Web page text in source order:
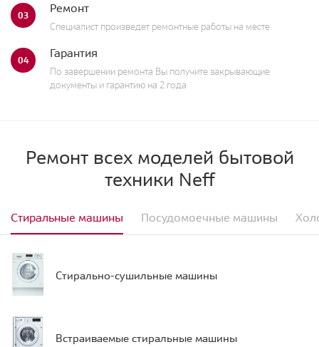
03 Ремонт
Специалист произведет ремонтные работы на месте
04 Гарантия
По завершении ремонта Вы получите закрывающие
документы и гарантию на 2 года
Ремонт всех моделей бытовой
техники Neff
Стиральные машины Посудомоечные машины
Стирально-сушильные машины
Встраиваемые стиральные машины